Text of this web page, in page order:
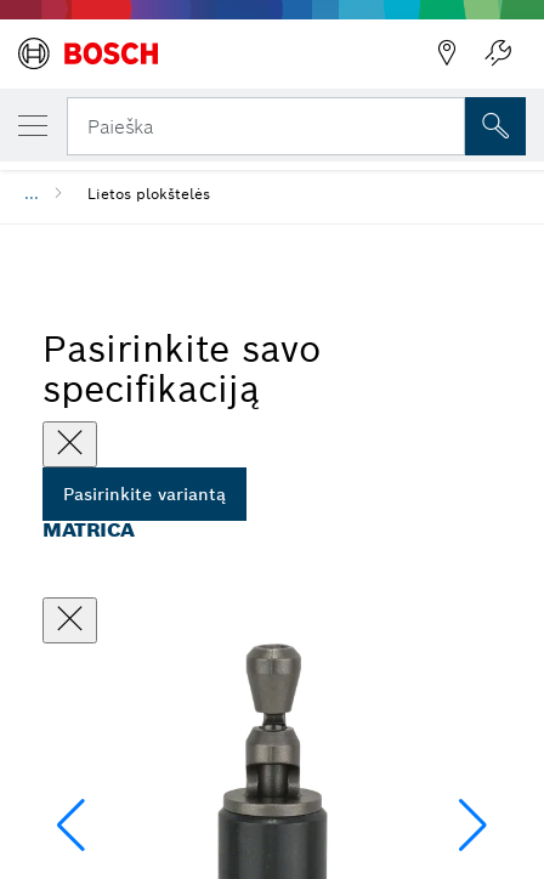
Paieška
... Lietos plokštelės
Pasirinkite savo
specifikaciją
Pasirinkite variantą
MATRICA
JŪSŲ PASIRINKTAS VARIANTAS
Matrica